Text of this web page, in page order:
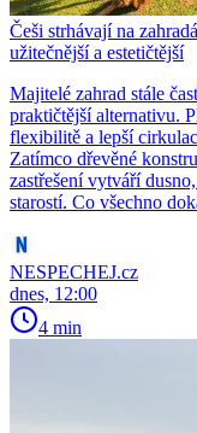
Češi strhávají na
užitečnější a estetičtější
Majitelé zahrad stále
praktičtější alternativu.
flexibilitě a lepší
Zatímco dřevěné
zastřešení vytváří
starostí. Co všechno
NESPECHEJ.cz
dnes, 12:00
4 min